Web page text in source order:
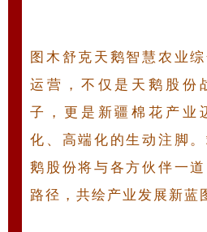
图木舒克天鹅智慧农业
运营，不仅是天鹅股份
子，更是新疆棉花产业
化、高端化的生动注脚
鹅股份将与各方伙伴一
路径，共绘产业发展新蓝